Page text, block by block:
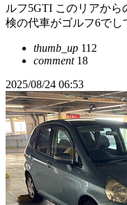
ルフ5GTI このリアか
検の代車がゴルフ6でし
thumb_up 112
comment18
2025/08/24 06:53